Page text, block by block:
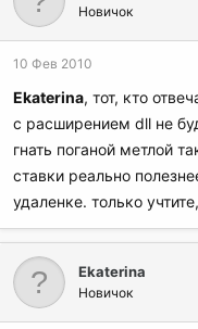
Новичок
10 Фев 2010
Ekaterina, тот, кто
с расширением dll не
гнать поганой метлой
ставки реально
удаленке. только
Ekaterina
Новичок